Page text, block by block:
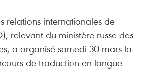
relations internationales de
relevant du ministère russe des
a organisé samedi 30 mars la
de traduction en langue